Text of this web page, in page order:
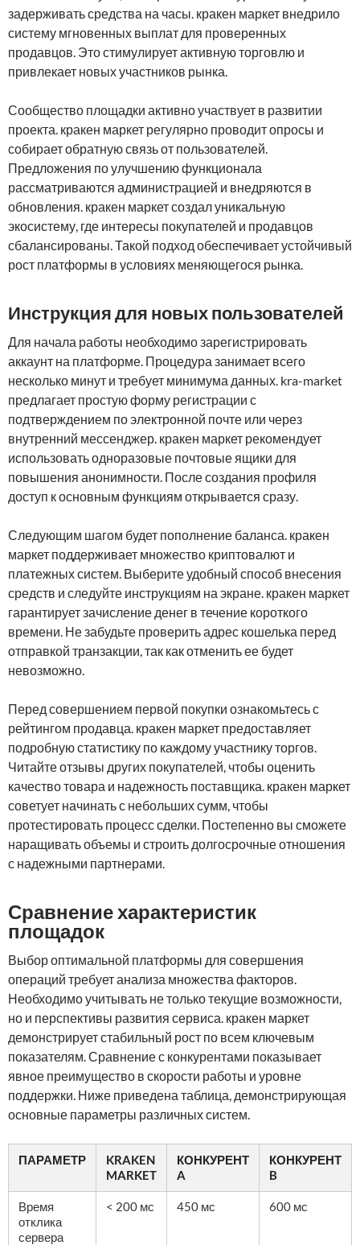
задерживать средства на часы. кракен маркет внедрило
систему мгновенных выплат для проверенных
продавцов. Это стимулирует активную торговлю и
привлекает новых участников рынка.
Сообщество площадки активно участвует в развитии
проекта. кракен маркет регулярно проводит опросы и
собирает обратную связь от пользователей.
Предложения по улучшению функционала
рассматриваются администрацией и внедряются в
обновления. кракен маркет создал уникальную
экосистему, где интересы покупателей и продавцов
сбалансированы. Такой подход обеспечивает устойчивый
рост платформы в условиях меняющегося рынка.
Инструкция для новых пользователей
Для начала работы необходимо зарегистрировать
аккаунт на платформе. Процедура занимает всего
несколько минут и требует минимума данных. kra-market
предлагает простую форму регистрации с
подтверждением по электронной почте или через
внутренний мессенджер. кракен маркет рекомендует
использовать одноразовые почтовые ящики для
повышения анонимности. После создания профиля
доступ к основным функциям открывается сразу.
Следующим шагом будет пополнение баланса. кракен
маркет поддерживает множество криптовалют и
платежных систем. Выберите удобный способ внесения
средств и следуйте инструкциям на экране. кракен маркет
гарантирует зачисление денег в течение короткого
времени. Не забудьте проверить адрес кошелька перед
отправкой транзакции, так как отменить ее будет
невозможно.
Перед совершением первой покупки ознакомьтесь с
рейтингом продавца. кракен маркет предоставляет
подробную статистику по каждому участнику торгов.
Читайте отзывы других покупателей, чтобы оценить
качество товара и надежность поставщика. кракен маркет
советует начинать с небольших сумм, чтобы
протестировать процесс сделки. Постепенно вы сможете
наращивать объемы и строить долгосрочные отношения
с надежными партнерами.
Сравнение характеристик
площадок
Выбор оптимальной платформы для совершения
операций требует анализа множества факторов.
Необходимо учитывать не только текущие возможности,
но и перспективы развития сервиса. кракен маркет
демонстрирует стабильный рост по всем ключевым
показателям. Сравнение с конкурентами показывает
явное преимущество в скорости работы и уровне
поддержки. Ниже приведена таблица, демонстрирующая
основные параметры различных систем.
ПАРАМЕТР
KRAKEN
MARKET
КОНКУРЕНТ
A
КОНКУРЕНТ
B
Время
отклика
сервера
< 200 мс 450 мс 600 мс